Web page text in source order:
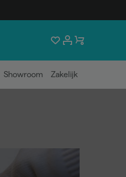
Showroom Zakelijk